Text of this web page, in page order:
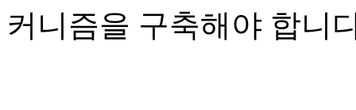
커니즘을 구축해야 합니